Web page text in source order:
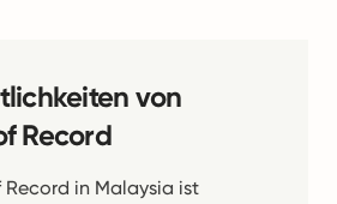
von
Record
Record in Malaysia ist